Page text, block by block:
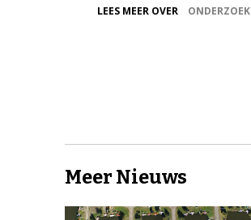
LEES MEER OVER ONDERZOEK
Meer Nieuws